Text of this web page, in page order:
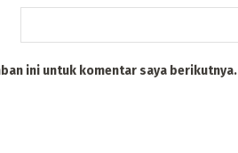
ini untuk komentar saya berikutnya.